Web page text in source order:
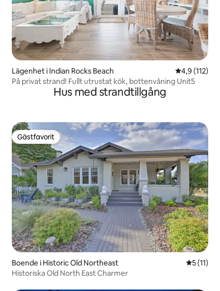
Lägenhet i Indian Rocks Beach 4,9 av 5 i
4,9 (112)
På privat strand! Fullt utrustat kök, bottenvåning Unit5
Hus med strandtillgång
Gästfavorit
Gästfavorit
Boende i Historic Old Northeast 5 av 5 i
5 (11)
Historiska Old North East Charmer